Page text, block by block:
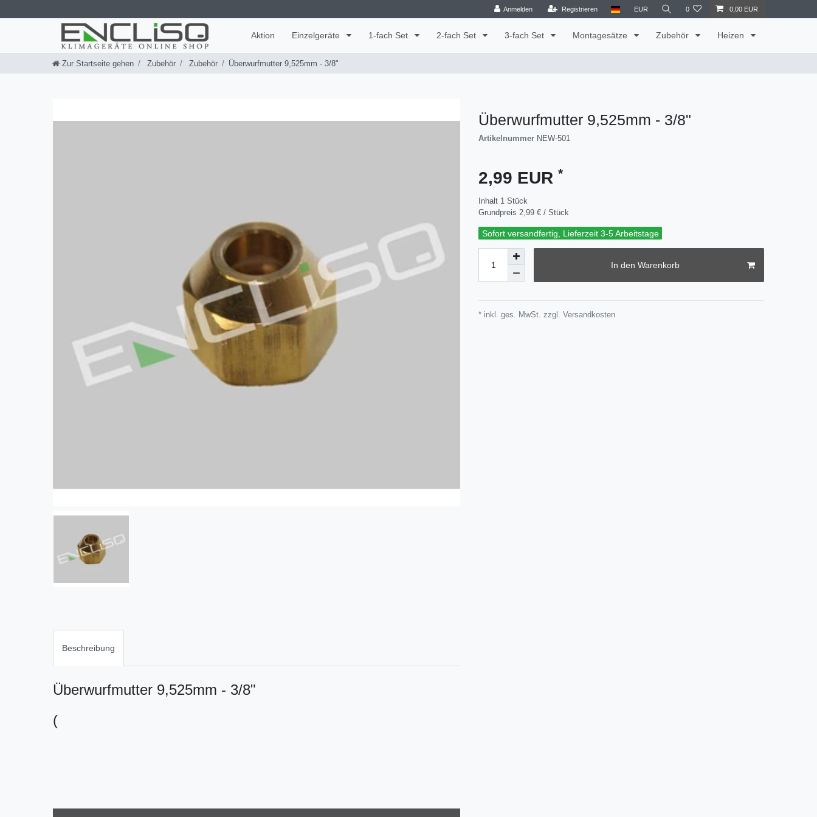
Anmelden Registrieren EUR 0 0,00 EUR
Aktion Einzelgeräte 1-fach Set 2-fach Set 3-fach Set Montagesätze Zubehör Heizen
Zur Startseite gehen Zubehör Zubehör Überwurfmutter 9,525mm - 3/8"
Überwurfmutter 9,525mm - 3/8"
Artikelnummer NEW-501
2,99 EUR *
Inhalt 1 Stück
Grundpreis 2,99 € / Stück
Sofort versandfertig, Lieferzeit 3-5 Arbeitstage
In den Warenkorb
* inkl. ges. MwSt. zzgl. Versandkosten
Beschreibung
Überwurfmutter 9,525mm - 3/8"
(